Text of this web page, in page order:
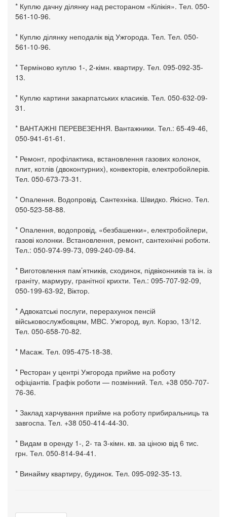
* Куплю дачну ділянку над рестораном «Кілікія». Тел. 050-
561-10-96.
* Куплю ділянку неподалік від Ужгорода. Тел. Тел. 050-
561-10-96.
* Терміново куплю 1-, 2-кімн. квартиру. Тел. 095-092-35-
13.
* Куплю картини закарпатських класиків. Тел. 050-632-09-
31.
* ВАНТАЖНІ ПЕРЕВЕЗЕННЯ. Вантажники. Тел.: 65-49-46,
050-941-61-61.
* Ремонт, профілактика, встановлення газових колонок,
плит, котлів (двоконтурних), конвекторів, електробойлерів.
Тел. 050-673-73-31.
* Опалення. Водопровід. Сантехніка. Швидко. Якісно. Тел.
050-523-58-88.
* Опалення, водопровід, «безбашенки», електробойлери,
газові колонки. Встановлення, ремонт, сантехнічні роботи.
Тел.: 050-974-99-73, 099-240-09-84.
* Виготовлення пам’ятників, сходинок, підвіконників та ін. із
граніту, мармуру, гранітної крихти. Тел.: 095-707-92-09,
050-199-63-92, Віктор.
* Адвокатські послуги, перерахунок пенсій
військовослужбовцям, МВС. Ужгород, вул. Корзо, 13/12.
Тел. 050-658-70-82.
* Масаж. Тел. 095-475-18-38.
* Ресторан у центрі Ужгорода прийме на роботу
офіціантів. Графік роботи — позмінний. Тел. +38 050-707-
76-36.
* Заклад харчування прийме на роботу прибиральниць та
завгоспа. Тел. +38 050-414-44-30.
* Видам в оренду 1-, 2- та 3-кімн. кв. за ціною від 6 тис.
грн. Тел. 050-814-94-41.
* Винайму квартиру, будинок. Тел. 095-092-35-13.